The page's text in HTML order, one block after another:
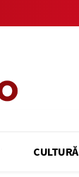
CULTURĂ